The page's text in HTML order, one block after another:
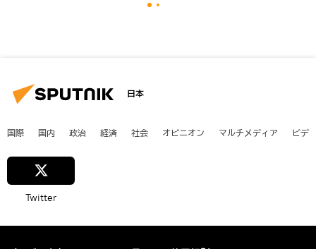
日本
国際 国内 政治 経済 社会 オピニオン マルチメディア ビデ
Twitter